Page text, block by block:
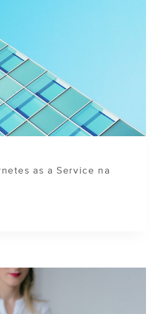
as a Service na